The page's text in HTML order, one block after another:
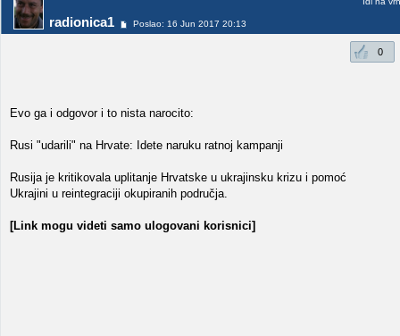
radionica1 Poslao: 16 Jun 2017 20:13
0
Evo ga i odgovor i to nista narocito:
Rusi "udarili" na Hrvate: Idete naruku ratnoj kampanji
Rusija je kritikovala uplitanje Hrvatske u ukrajinsku krizu i pomoć
Ukrajini u reintegraciji okupiranih područja.
[Link mogu videti samo ulogovani korisnici]